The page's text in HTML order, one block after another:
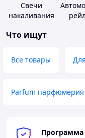
Свечи
накаливания
Что ищут
Все товары
Parfum парфюмерия